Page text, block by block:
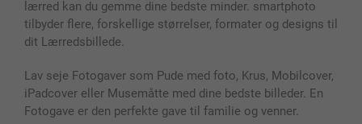
lærred kan du gemme dine bedste minder. smartphoto
tilbyder flere, forskellige størrelser, formater og designs til
dit Lærredsbillede.
Lav seje Fotogaver som Pude med foto, Krus, Mobilcover,
iPadcover eller Musemåtte med dine bedste billeder. En
Fotogave er den perfekte gave til familie og venner.